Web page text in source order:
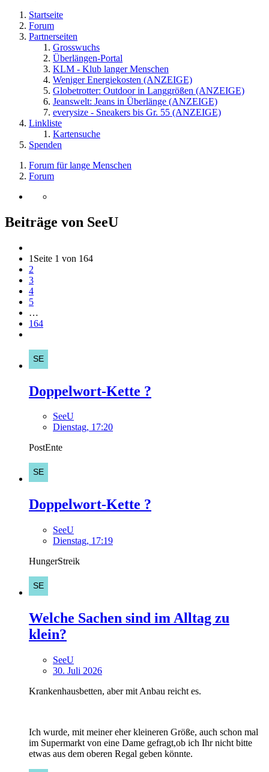
Startseite
Forum
Partnerseiten
Grosswuchs
Überlängen-Portal
KLM - Klub langer Menschen
Weniger Energiekosten (ANZEIGE)
Globetrotter: Outdoor in Langgrößen (ANZEIGE)
Jeanswelt: Jeans in Überlänge (ANZEIGE)
everysize - Sneakers bis Gr. 55 (ANZEIGE)
Linkliste
Kartensuche
Spenden
Forum für lange Menschen
Forum
Beiträge von SeeU
1 Seite 1 von 164
2
3
4
5
…
164
Doppelwort-Kette ?
SeeU
Dienstag, 17:20
PostEnte
Doppelwort-Kette ?
SeeU
Dienstag, 17:19
HungerStreik
Welche Sachen sind im Alltag zu
klein?
SeeU
30. Juli 2026
Krankenhausbetten, aber mit Anbau reicht es.
Ich wurde, mit meiner eher kleineren Größe, auch schon mal
im Supermarkt von eine Dame gefragt,ob ich Ihr nicht bitte
etwas aus dem oberen Regal geben könnte.